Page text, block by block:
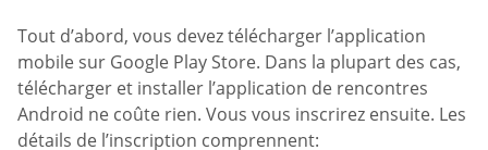
Tout d’abord, vous devez télécharger l’application
mobile sur Google Play Store. Dans la plupart des cas,
télécharger et installer l’application de rencontres
Android ne coûte rien. Vous vous inscrirez ensuite. Les
détails de l’inscription comprennent: